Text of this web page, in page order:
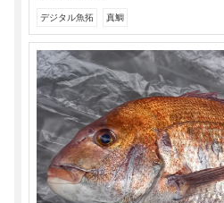
デジタル魚拓 真鯛